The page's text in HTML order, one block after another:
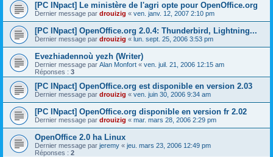
[PC INpact] Le ministère de l'agri opte pour OpenOffice.org
Dernier message par drouizig « ven. janv. 12, 2007 2:10 pm
[PC INpact] OpenOffice.org 2.0.4: Thunderbird, Lightning...
Dernier message par drouizig « lun. sept. 25, 2006 3:53 pm
Evezhiadennoù yezh (Writer)
Dernier message par Alan Monfort « ven. juil. 21, 2006 12:15 am
Réponses : 3
[PC INpact] OpenOffice.org est disponible en version 2.03
Dernier message par drouizig « ven. juin 30, 2006 9:34 am
[PC INpact] OpenOffice.org disponible en version fr 2.02
Dernier message par drouizig « mar. mars 28, 2006 2:29 pm
OpenOffice 2.0 ha Linux
Dernier message par jeremy « jeu. mars 23, 2006 12:49 pm
Réponses : 2